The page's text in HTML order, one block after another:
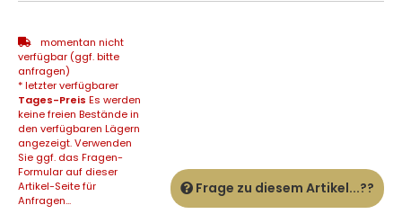
momentan nicht
verfügbar (ggf. bitte
anfragen)
* letzter verfügbarer
Tages-Preis Es werden
keine freien Bestände in
den verfügbaren Lägern
angezeigt. Verwenden
Sie ggf. das Fragen-
Formular auf dieser
Artikel-Seite für
Anfragen...
Frage zu diesem Artikel...??